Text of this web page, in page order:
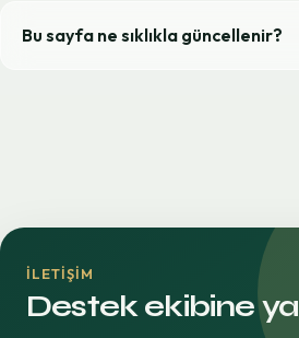
Bu sayfa ne sıklıkla güncellenir?
İLETIŞIM
Destek ekibine